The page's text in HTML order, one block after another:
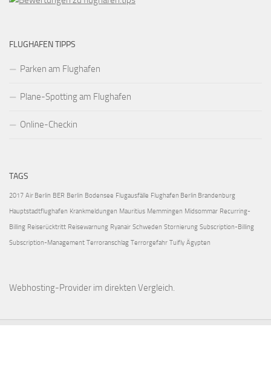
FLUGHAFEN TIPPS
Parken am Flughafen
Plane-Spotting am Flughafen
Online-Checkin
TAGS
2017 Air Berlin BER Berlin Bodensee Flugausfälle Flughafen Berlin Brandenburg
Hauptstadtflughafen Krankmeldungen Mauritius Memmingen Midsommar Recurring-
Billing Reiserücktritt Reisewarnung Ryanair Schweden Stornierung Subscription-Billing
Subscription-Management Terroranschlag Terrorgefahr Tuifly Ägypten
Webhosting-Provider im direkten Vergleich.